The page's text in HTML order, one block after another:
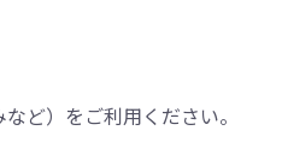
ど）をご利用ください。